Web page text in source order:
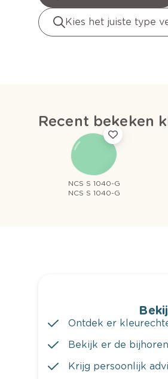
Kies het juiste type
Recent bekeken
NCS S 1040-G
NCS S 1040-G
Ontdek er
Bekijk er de
Krijg persoonlijk